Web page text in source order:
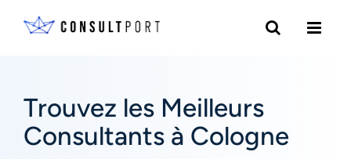
Trouvez les Meilleurs
Consultants à Cologne